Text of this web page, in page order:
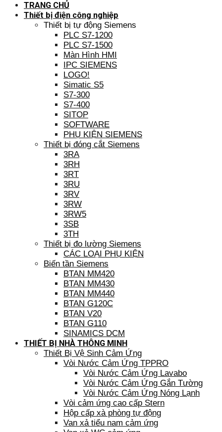
TRANG CHỦ
Thiết bị điện công nghiệp
Thiết bị tự động Siemens
PLC S7-1200
PLC S7-1500
Màn Hình HMI
IPC SIEMENS
LOGO!
Simatic S5
S7-300
S7-400
SITOP
SOFTWARE
PHỤ KIỆN SIEMENS
Thiết bị đóng cắt Siemens
3RA
3RH
3RT
3RU
3RV
3RW
3RW5
3SB
3TH
Thiết bị đo lường Siemens
CÁC LOẠI PHỤ KIỆN
Biến tần Siemens
BTAN MM420
BTAN MM430
BTAN MM440
BTAN G120C
BTAN V20
BTAN G110
SINAMICS DCM
THIẾT BỊ NHÀ THÔNG MINH
Thiết Bị Vệ Sinh Cảm Ứng
Vòi Nước Cảm Ứng TPPRO
Vòi Nước Cảm Ứng Lavabo
Vòi Nước Cảm Ứng Gắn Tường
Vòi Nước Cảm Ứng Nóng Lạnh
Vòi cảm ứng cao cấp Stern
Hộp cấp xà phòng tự động
Van xả tiểu nam cảm ứng